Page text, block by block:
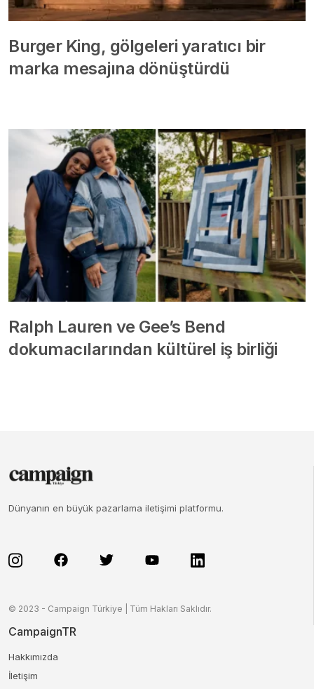
Burger King, gölgeleri yaratıcı bir
marka mesajına dönüştürdü
Ralph Lauren ve Gee’s Bend
dokumacılarından kültürel iş birliği
Dünyanın en büyük pazarlama iletişimi platformu.
© 2023 - Campaign Türkiye | Tüm Hakları Saklıdır.
CampaignTR
Hakkımızda
İletişim